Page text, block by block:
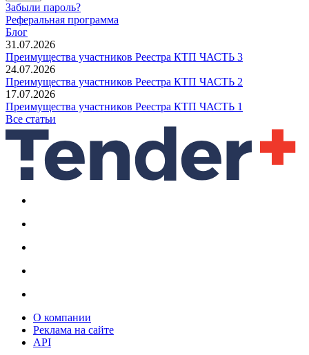
Забыли пароль?
Реферальная программа
Блог
31.07.2026
Преимущества участников Реестра КТП ЧАСТЬ 3
24.07.2026
Преимущества участников Реестра КТП ЧАСТЬ 2
17.07.2026
Преимущества участников Реестра КТП ЧАСТЬ 1
Все статьи
О компании
Реклама на сайте
API